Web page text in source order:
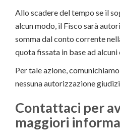
Allo scadere del tempo se il
alcun modo, il Fisco sarà
somma dal conto corrente
quota fissata in base ad
Per tale azione,
nessuna autorizzazione
Contattaci per
maggiori